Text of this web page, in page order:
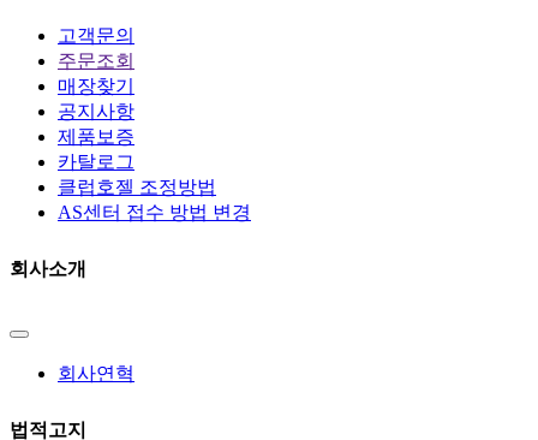
고객문의
주문조회
매장찾기
공지사항
제품보증
카탈로그
클럽호젤 조정방법
AS센터 접수 방법 변경
회사소개
회사연혁
법적고지